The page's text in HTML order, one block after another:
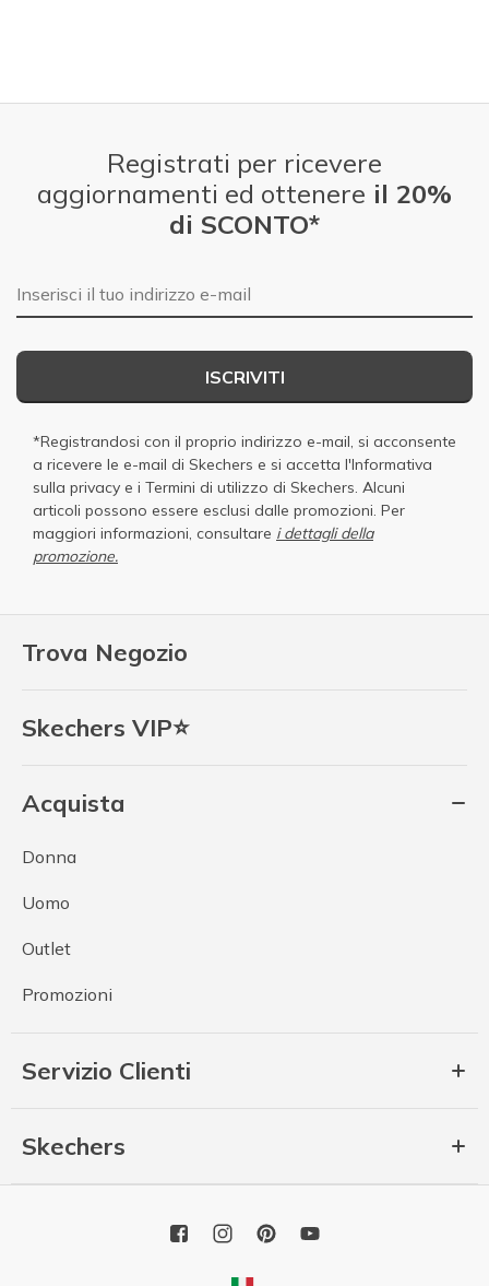
Trova Negozio
Skechers VIP⭐
Acquista
Donna
Uomo
Outlet
Promozioni
Servizio Clienti
Skechers
Registrati per ricevere
aggiornamenti ed ottenere il 20%
di SCONTO*
E-mail
ISCRIVITI
*Registrandosi con il proprio indirizzo e-mail, si acconsente
a ricevere le e-mail di Skechers e si accetta l'Informativa
sulla privacy e i Termini di utilizzo di Skechers. Alcuni
articoli possono essere esclusi dalle promozioni. Per
maggiori informazioni, consultare i dettagli della
promozione.